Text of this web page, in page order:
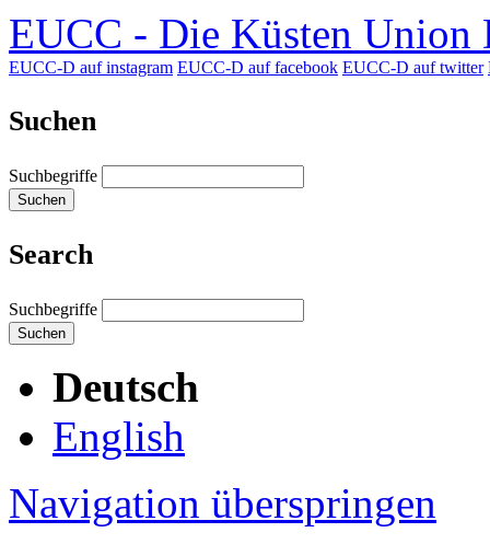
EUCC - Die Küsten Union
EUCC-D auf instagram EUCC-D auf facebook EUCC-D auf twitter
Suchen
Suchbegriffe
Suchen
Search
Suchbegriffe
Suchen
Deutsch
English
Navigation überspringen